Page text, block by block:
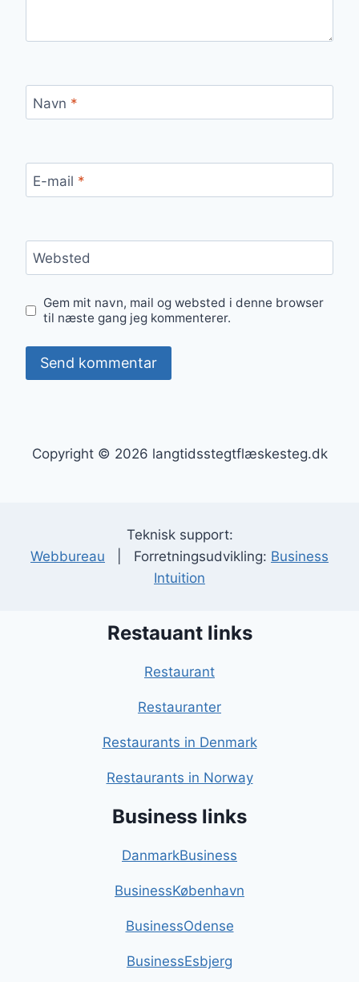
Navn *
E-mail *
Websted
Gem mit navn, mail og websted i denne browser
til næste gang jeg kommenterer.
Copyright © 2026 langtidsstegtflæskesteg.dk
Teknisk support:
Webbureau | Forretningsudvikling: Business
Intuition
Restauant links
Restaurant
Restauranter
Restaurants in Denmark
Restaurants in Norway
Business links
DanmarkBusiness
BusinessKøbenhavn
BusinessOdense
BusinessEsbjerg